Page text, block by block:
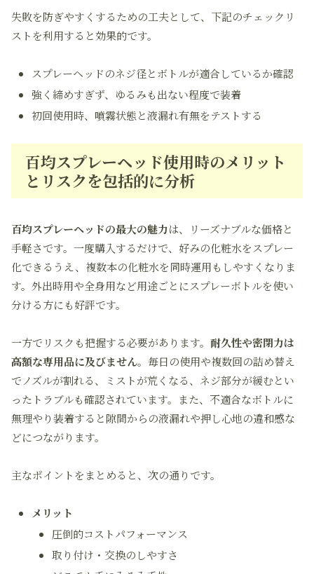
失敗を防ぎやすくするための工夫として、下記のチェックリ
ストを利用すると効果的です。
スプレーヘッドのネジ径とボトルが適合しているか確認
強く締めすぎず、ゆるみも出ない程度で装着
初回使用時、噴霧状態と液漏れ有無をテストする
百均スプレーヘッド使用時のメリット
とリスクを包括的に分析
百均スプレーヘッドの最大の魅力は、リーズナブルな価格と
手軽さです。一度購入するだけで、好みの化粧水をスプレー
化できるうえ、複数本の化粧水を同時運用もしやすくなりま
す。外出時用や全身用など用途ごとにスプレーボトルを使い
分ける方にも好評です。
一方でリスクも把握する必要があります。 耐久性や密閉力は
高額な専用品に及びません。毎日の使用や複数回の詰め替え
でノズルが割れる、ミストが荒くなる、ネジ部分が緩むとい
ったトラブルも確認されています。また、不適合なボトルに
無理やり装着すると隙間からの液漏れや押し心地の違和感な
どにつながります。
主なポイントをまとめると、次の通りです。
メリット
圧倒的コストパフォーマンス
取り付け・交換のしやすさ